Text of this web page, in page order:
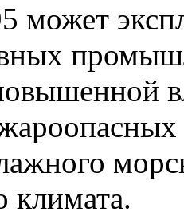
климата.